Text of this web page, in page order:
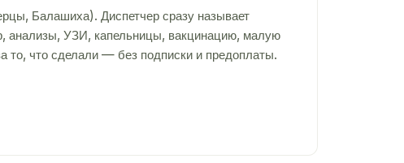
Балашиха). Диспетчер сразу называет
анализы, УЗИ, капельницы, вакцинацию, малую
то, что сделали — без подписки и предоплаты.